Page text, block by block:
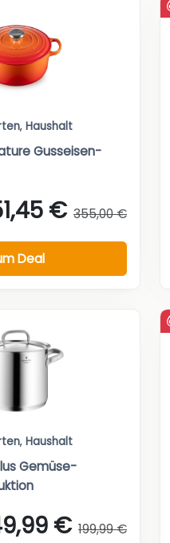
, Haushalt
Gusseisen-
€ 355,00 €
Deal
, Haushalt
Gemüse-
€ 199,99 €